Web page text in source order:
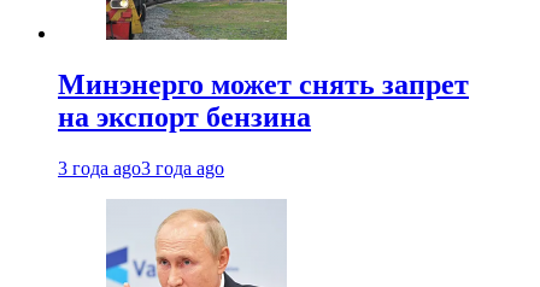
Минэнерго может снять запрет
на экспорт бензина
3 года ago3 года ago